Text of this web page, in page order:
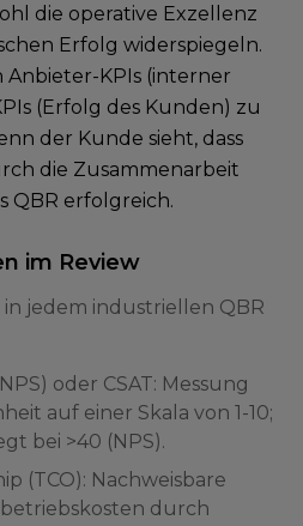
die operative Exzellenz
Erfolg widerspiegeln.
Anbieter-KPIs (interner
(Erfolg des Kunden) zu
der Kunde sieht, dass
die Zusammenarbeit
QBR erfolgreich.
im Review
jedem industriellen QBR
oder CSAT: Messung
auf einer Skala von 1-10;
bei >40 (NPS).
(TCO): Nachweisbare
durch